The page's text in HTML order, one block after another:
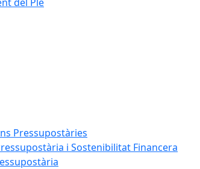
Pressupostàries
i Sostenibilitat Financera